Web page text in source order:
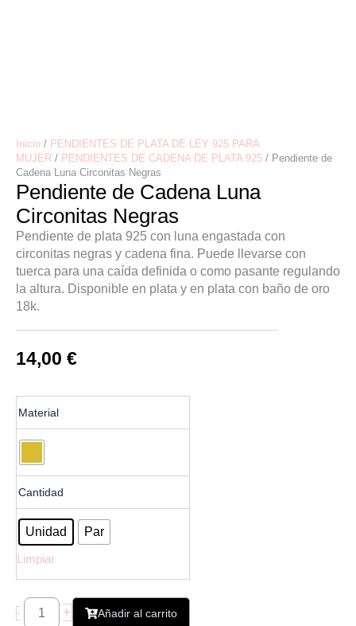
Inicio / PENDIENTES DE PLATA DE LEY 925 PARA
MUJER / PENDIENTES DE CADENA DE PLATA 925 / Pendiente de
Cadena Luna Circonitas Negras
Pendiente de Cadena Luna
Circonitas Negras
Pendiente de plata 925 con luna engastada con
circonitas negras y cadena fina. Puede llevarse con
tuerca para una caída definida o como pasante regulando
la altura. Disponible en plata y en plata con baño de oro
18k.
14,00 €
Material
Cantidad
Unidad Par
Limpiar
-
de
Circonitas
cantidad
+ Añadir al carrito